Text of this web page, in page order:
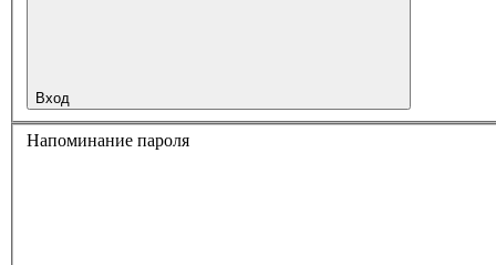
Вход
Напоминание пароля